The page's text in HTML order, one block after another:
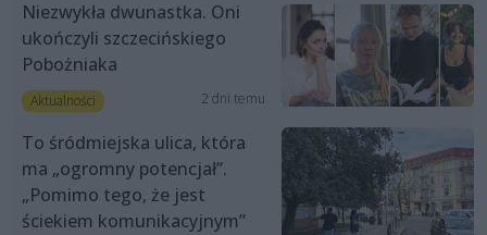
Niezwykła dwunastka. Oni
ukończyli szczecińskiego
Pobożniaka
Aktualności 2 dni temu
To śródmiejska ulica, która
ma „ogromny potencjał”.
„Pomimo tego, że jest
ściekiem komunikacyjnym”